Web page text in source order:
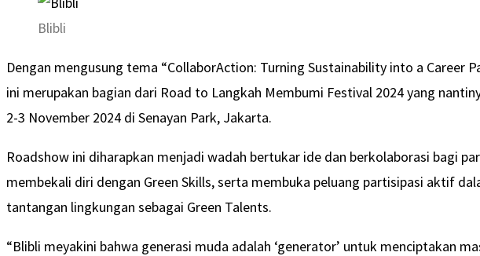
Blibli
Dengan mengusung tema “CollaborAction: Turning Sustainability into a Career
ini merupakan bagian dari Road to Langkah Membumi Festival 2024 yang
2-3 November 2024 di Senayan Park, Jakarta.
Roadshow ini diharapkan menjadi wadah bertukar ide dan berkolaborasi bagi
membekali diri dengan Green Skills, serta membuka peluang partisipasi aktif
tantangan lingkungan sebagai Green Talents.
“Blibli meyakini bahwa generasi muda adalah ‘generator’ untuk menciptakan